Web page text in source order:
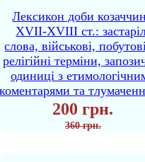
Лексикон доби
XVII-XVIII ст.:
слова, військові,
релігійні терміни,
одиниці з
коментарями та
200 грн.
360 грн.